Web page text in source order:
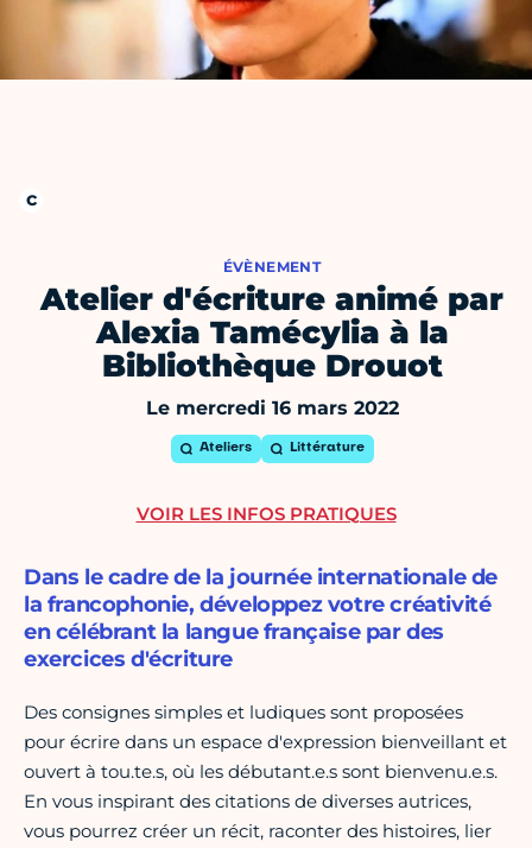
ÉVÈNEMENT
Atelier d'écriture animé par
Alexia Tamécylia à la
Bibliothèque Drouot
Le mercredi 16 mars 2022
Ateliers Littérature
Dans le cadre de la journée internationale de
la francophonie, développez votre créativité
en célébrant la langue française par des
exercices d'écriture
Des consignes simples et ludiques sont proposées
pour écrire dans un espace d'expression bienveillant et
ouvert à tou.te.s, où les débutant.e.s sont bienvenu.e.s.
En vous inspirant des citations de diverses autrices,
vous pourrez créer un récit, raconter des histoires, lier
VOIR LES INFOS PRATIQUES